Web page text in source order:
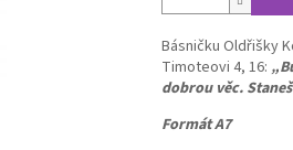
Básničku Oldřišky
Timoteovi 4, 16:
dobrou věc.
Formát A7